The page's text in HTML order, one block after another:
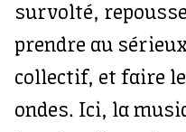
survolté,
prendre au
collectif, et faire
ondes. Ici, la